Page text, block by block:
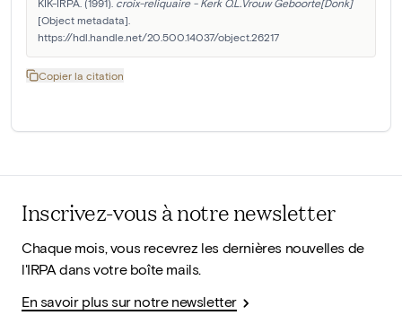
[Object metadata].
https://hdl.handle.net/20.500.14037/object.26217
Copier la citation
Inscrivez-vous à notre newsletter
Chaque mois, vous recevrez les dernières nouvelles de
l'IRPA dans votre boîte mails.
En savoir plus sur notre newsletter